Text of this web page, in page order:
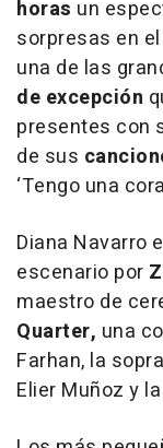
horas un
sorpresas en
una de las
de excepción
presentes con
de sus
‘Tengo una
Diana Navarro
escenario por
maestro de
Quarter, una
Farhan, la
Elier Muñoz y